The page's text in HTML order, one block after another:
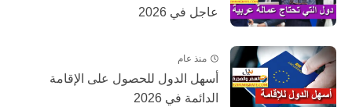
عاجل في 2026
منذ عام
أسهل الدول للحصول على الإقامة
الدائمة في 2026